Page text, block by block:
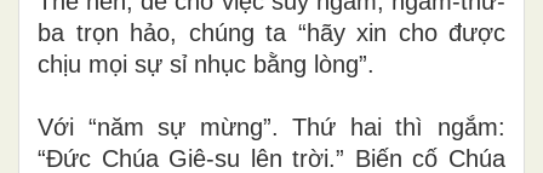
ba trọn hảo, chúng ta “hãy xin cho được
chịu mọi sự sỉ nhục bằng lòng”.
Với “năm sự mừng”. Thứ hai thì ngắm:
“Đức Chúa Giê-su lên trời.” Biến cố Chúa